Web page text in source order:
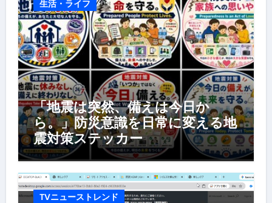
生活・ライフ
「地震は突然、備えは今日か
ら。」防災意識を日常に変える地
震対策ステッカー
TVニューストレンド